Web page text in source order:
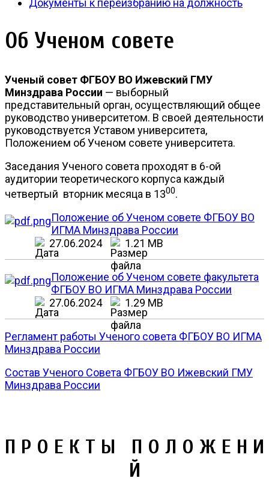
Документы к переизбранию на должность
Об Ученом cовете
Ученый cовет ФГБОУ ВО Ижевский ГМУ
Минздрава России — выборный
представительный орган, осуществляющий общее
руководство университетом. В своей деятельности
руководствуется Уставом университета,
Положением об Ученом cовете университета.
Заседания Ученого cовета проходят в 6-ой
аудитории теоретического корпуса каждый
четвертый вторник месяца в 1300.
Положение об Ученом совете ФГБОУ ВО
ИГМА Минздрава России
27.06.2024
1.21 MB
Положение об Ученом совете факультета
ФГБОУ ВО ИГМА Минздрава России
27.06.2024
1.29 MB
Регламент работы Ученого совета ФГБОУ ВО ИГМА
Минздрава России
Состав Ученого Совета ФГБОУ ВО Ижевский ГМУ
Минздрава России
П Р О Е К Т Ы П О Л О Ж Е Н И
Й